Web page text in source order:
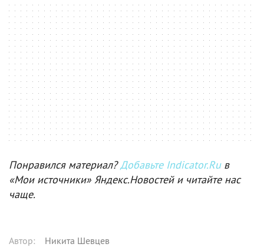
Понравился материал?Добавьте Indicator.Ruв
«Мои источники» Яндекс.Новостей и читайте нас
чаще.
Автор: Никита Шевцев